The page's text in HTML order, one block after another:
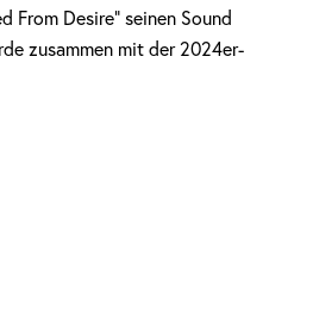
From Desire“ seinen Sound
zusammen mit der 2024er-